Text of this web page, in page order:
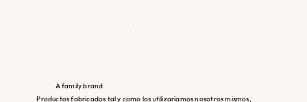
A family brand
Productos fabricados tal y como los utilizaríamos nosotros mismos,